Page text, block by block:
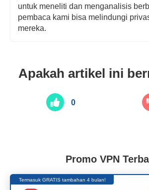
untuk meneliti dan menganalisis
pembaca kami bisa melindungi
mereka.
Apakah artikel ini
0
Promo VPN
Termasuk GRATIS tambahan 4 bulan!